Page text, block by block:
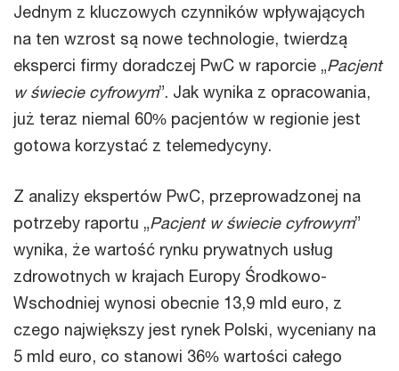
Jednym z kluczowych czynników wpływających
na ten wzrost są nowe technologie, twierdzą
eksperci firmy doradczej PwC w raporcie „Pacjent
w świecie cyfrowym”. Jak wynika z opracowania,
już teraz niemal 60% pacjentów w regionie jest
gotowa korzystać z telemedycyny.
Z analizy ekspertów PwC, przeprowadzonej na
potrzeby raportu „Pacjent w świecie cyfrowym”
wynika, że wartość rynku prywatnych usług
zdrowotnych w krajach Europy Środkowo-
Wschodniej wynosi obecnie 13,9 mld euro, z
czego największy jest rynek Polski, wyceniany na
5 mld euro, co stanowi 36% wartości całego